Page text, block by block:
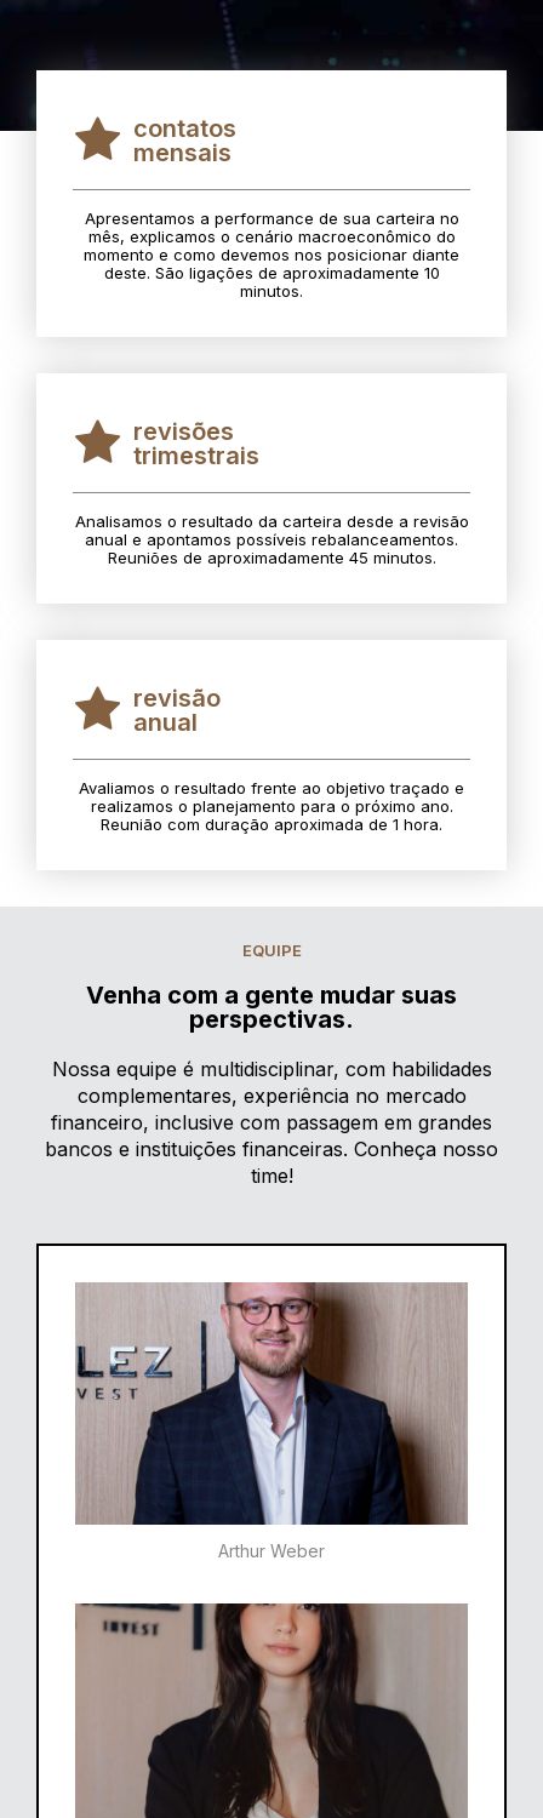
contatos
mensais
Apresentamos a performance de sua carteira no
mês, explicamos o cenário macroeconômico do
momento e como devemos nos posicionar diante
deste. São ligações de aproximadamente 10
minutos.
revisões
trimestrais
Analisamos o resultado da carteira desde a revisão
anual e apontamos possíveis rebalanceamentos.
Reuniões de aproximadamente 45 minutos.
revisão
anual
Avaliamos o resultado frente ao objetivo traçado e
realizamos o planejamento para o próximo ano.
Reunião com duração aproximada de 1 hora.
EQUIPE
Venha com a gente mudar suas
perspectivas.
Nossa equipe é multidisciplinar, com habilidades
complementares, experiência no mercado
financeiro, inclusive com passagem em grandes
bancos e instituições financeiras. Conheça nosso
time!
Arthur Weber